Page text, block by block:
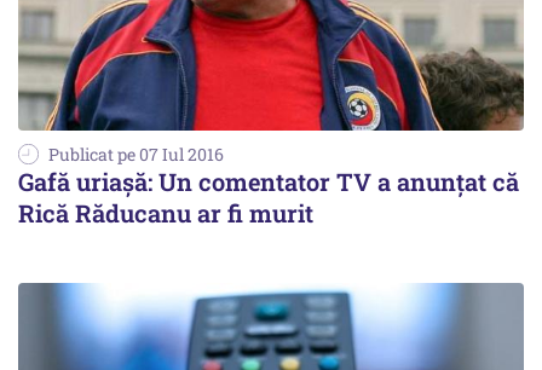
Publicat pe 07 Iul 2016
Gafă uriașă: Un comentator TV a anunțat că
Rică Răducanu ar fi murit